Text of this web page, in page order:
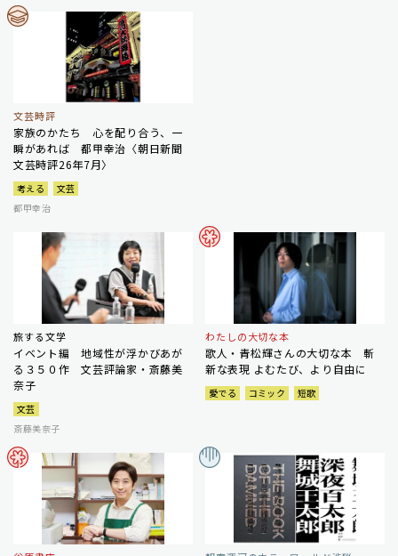
文芸時評
家族のかたち 心を配り合う、一
瞬があれば 都甲幸治〈朝日新聞
文芸時評26年7月〉
考える
文芸
都甲幸治
旅する文学
イベント編 地域性が浮かびあが
る３５０作 文芸評論家・斎藤美
奈子
文芸
斎藤美奈子
わたしの大切な本
歌人・青松輝さんの大切な本 斬
新な表現 よむたび、より自由に
愛でる コミック 短歌